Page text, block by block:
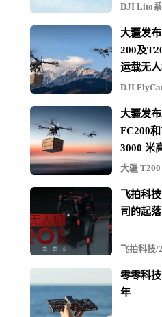
Finix3000适用于起飞重量超过
打高可靠性，采用航空级别
计，拥有丰富的故障监控手
定义的故障处理方式，拥有
云，自适应控制算法快速适配
一飞内部形象地给这套飞控
三头六臂，而Finix3000采用
人机的大脑，Finix3000相当
脑”出现故障时，可以启用备
的安全性和可靠性。
MQ-300A大型无人直升机平
人直升机XE285基础上经过
DJI Lito系
大疆发
200及
运载无
DJI
大疆发
FC200
3000 米
最多
大疆
飞拍科
司的起落
飞拍科技/
零零科
年